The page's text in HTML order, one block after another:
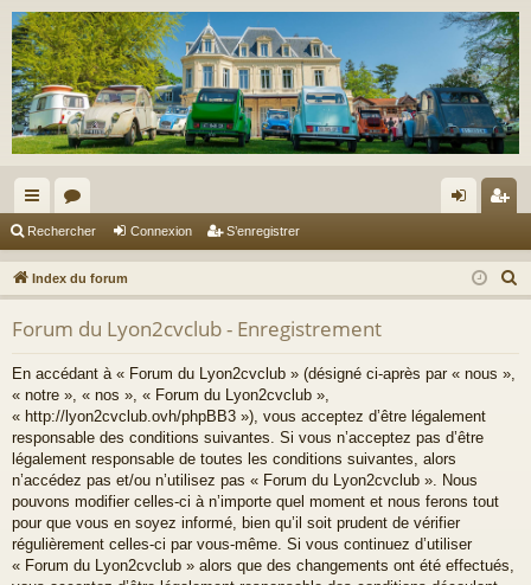
cc
ès
ra
pi
de
or
u
m
s
ne
xi
nr
eg
re
Rechercher Connexion S’enregistrer
Index du forum
e
Forum du Lyon2cvclub - Enregistrement
En accédant à « Forum du Lyon2cvclub » (désigné ci-après par « nous »,
« notre », « nos », « Forum du Lyon2cvclub »,
« http://lyon2cvclub.ovh/phpBB3 »), vous acceptez d’être légalement
responsable des conditions suivantes. Si vous n’acceptez pas d’être
légalement responsable de toutes les conditions suivantes, alors
n’accédez pas et/ou n’utilisez pas « Forum du Lyon2cvclub ». Nous
pouvons modifier celles-ci à n’importe quel moment et nous ferons tout
pour que vous en soyez informé, bien qu’il soit prudent de vérifier
régulièrement celles-ci par vous-même. Si vous continuez d’utiliser
« Forum du Lyon2cvclub » alors que des changements ont été effectués,